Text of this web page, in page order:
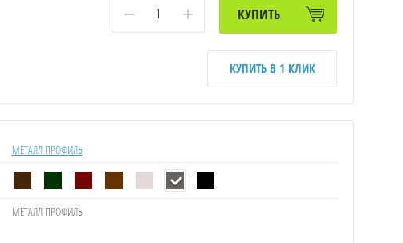
− + КУПИТЬ
КУПИТЬ В 1 КЛИК
МЕТАЛЛ ПРОФИЛЬ
МЕТАЛЛ ПРОФИЛЬ